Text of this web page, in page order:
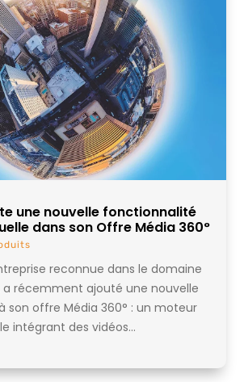
une nouvelle fonctionnalité
dans son Offre Média 360°
reconnue dans le domaine
a récemment ajouté une nouvelle
son offre Média 360° : un moteur
intégrant des vidéos...